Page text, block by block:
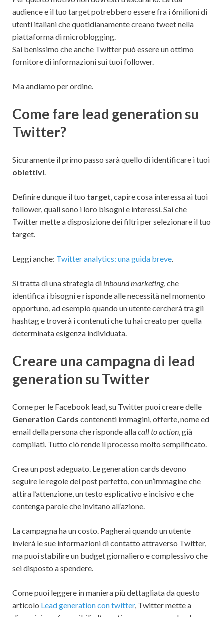
audience e il tuo target potrebbero essere fra i 6milioni di
utenti italiani che quotidianamente creano tweet nella
piattaforma di microblogging.
Sai benissimo che anche Twitter può essere un ottimo
fornitore di informazioni sui tuoi follower.
Ma andiamo per ordine.
Come fare lead generation su
Twitter?
Sicuramente il primo passo sarà quello di identificare i tuoi
obiettivi.
Definire dunque il tuo target, capire cosa interessa ai tuoi
follower, quali sono i loro bisogni e interessi. Sai che
Twitter mette a disposizione dei filtri per selezionare il tuo
target.
Leggi anche: Twitter analytics: una guida breve.
Si tratta di una strategia di inbound marketing, che
identifica i bisogni e risponde alle necessità nel momento
opportuno, ad esempio quando un utente cercherà tra gli
hashtag e troverà i contenuti che tu hai creato per quella
determinata esigenza individuata.
Creare una campagna di lead
generation su Twitter
Come per le Facebook lead, su Twitter puoi creare delle
Generation Cards contenenti immagini, offerte, nome ed
email della persona che risponde allacall to action, già
compilati. Tutto ciò rende il processo molto semplificato.
Crea un post adeguato. Le generation cards devono
seguire le regole del post perfetto, con un’immagine che
attira l’attenzione, un testo esplicativo e incisivo e che
contenga parole che invitano all’azione.
La campagna ha un costo. Pagherai quando un utente
invierà le sue informazioni di contatto attraverso Twitter,
ma puoi stabilire un budget giornaliero e complessivo che
sei disposto a spendere.
Come puoi leggere in maniera più dettagliata da questo
articolo Lead generation con twitter, Twitter mette a